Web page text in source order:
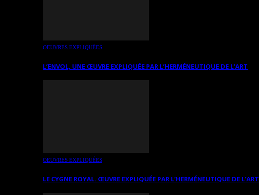
OEUVRES EXPLIQUÉES
L’ENVOL, UNE ŒUVRE EXPLIQUÉE PAR L’HERMÉNEUTIQUE DE L’ART
OEUVRES EXPLIQUÉES
LE CYGNE ROYAL. ŒUVRE EXPLIQUÉE PAR L’HERMÉNEUTIQUE DE L’ART